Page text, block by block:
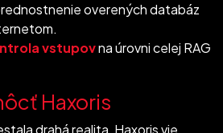
overených databáz
vstupovna úrovni celej RAG
Haxoris